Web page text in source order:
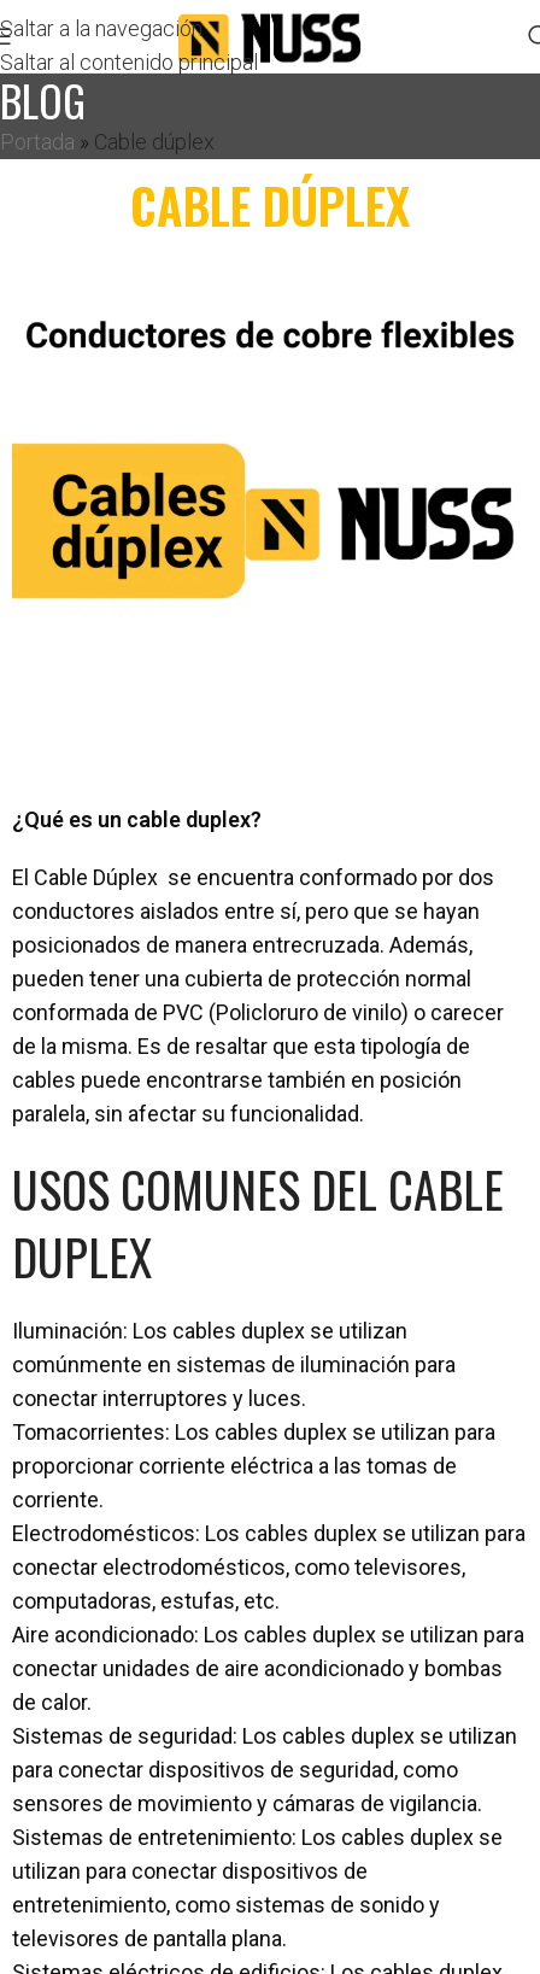
Saltar a la navegación
Saltar al contenido principal
BLOG
Portada » Cable dúplex
CABLE DÚPLEX
¿Qué es un cable duplex?
El Cable Dúplex se encuentra conformado por dos
conductores aislados entre sí, pero que se hayan
posicionados de manera entrecruzada. Además,
pueden tener una cubierta de protección normal
conformada de PVC (Policloruro de vinilo) o carecer
de la misma. Es de resaltar que esta tipología de
cables puede encontrarse también en posición
paralela, sin afectar su funcionalidad.
USOS COMUNES DEL CABLE
DUPLEX
Iluminación: Los cables duplex se utilizan
comúnmente en sistemas de iluminación para
conectar interruptores y luces.
Tomacorrientes: Los cables duplex se utilizan para
proporcionar corriente eléctrica a las tomas de
corriente.
Electrodomésticos: Los cables duplex se utilizan para
conectar electrodomésticos, como televisores,
computadoras, estufas, etc.
Aire acondicionado: Los cables duplex se utilizan para
conectar unidades de aire acondicionado y bombas
de calor.
Sistemas de seguridad: Los cables duplex se utilizan
para conectar dispositivos de seguridad, como
sensores de movimiento y cámaras de vigilancia.
Sistemas de entretenimiento: Los cables duplex se
utilizan para conectar dispositivos de
entretenimiento, como sistemas de sonido y
televisores de pantalla plana.